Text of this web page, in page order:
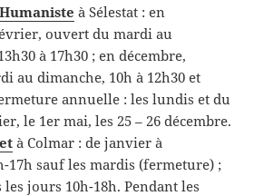
à Sélestat : en
ouvert du mardi au
à 17h30 ; en décembre,
au dimanche, 10h à 12h30 et
annuelle : les lundis et du
le 1er mai, les 25 – 26 décembre.
à Colmar : de janvier à
17h sauf les mardis (fermeture) ;
les jours 10h-18h. Pendant les